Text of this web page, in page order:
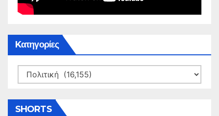
Kατηγορίες
Kατηγορίες
SHORTS